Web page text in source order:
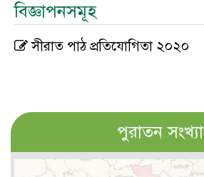
বিজ্ঞাপনসমূহ
সীরাত পাঠ প্রতিযোগিতা ২০২০
পুরাতন সংখ্যা